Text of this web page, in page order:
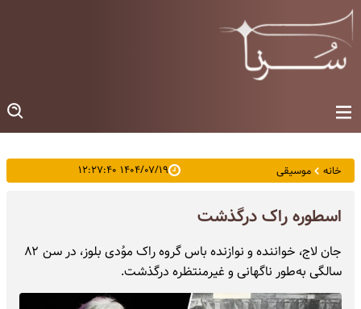
خانه موسیقی ۱۴۰۴/۰۷/۱۹ ۱۲:۲۷:۴۰
اسطوره راک درگذشت
جان لاج، خواننده و نوازنده باس گروه راک موُدی بلوز، در سن ۸۲
سالگی به‌طور ناگهانی و غیرمنتظره درگذشت.